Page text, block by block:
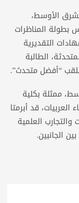
الأوسط،
بطولة المناظرات
التقديرية
الطالبة
“أفضل متحدث”.
ممثلة بكلية
قد أبرمتا
العلمية
الجانبين.